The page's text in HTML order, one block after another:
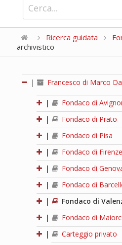
Ricerca guidata
archivistico
| Francesco di Marco
|
Fondaco di
|
Fondaco di Prato
|
Fondaco di Pisa
|
Fondaco di Firenze
|
Fondaco di
|
Fondaco di
|
Fondaco di
|
Fondaco di
|
Carteggio privato